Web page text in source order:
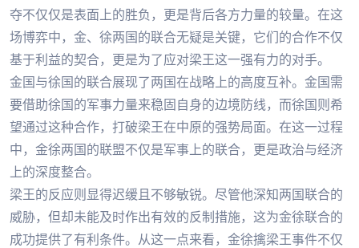
夺不仅仅是表面上的胜负，更是背后各方力量的较量。在这
场博弈中，金、徐两国的联合无疑是关键，它们的合作不仅
基于利益的契合，更是为了应对梁王这一强有力的对手。
金国与徐国的联合展现了两国在战略上的高度互补。金国需
要借助徐国的军事力量来稳固自身的边境防线，而徐国则希
望通过这种合作，打破梁王在中原的强势局面。在这一过程
中，金徐两国的联盟不仅是军事上的联合，更是政治与经济
上的深度整合。
梁王的反应则显得迟缓且不够敏锐。尽管他深知两国联合的
威胁，但却未能及时作出有效的反制措施，这为金徐联合的
成功提供了有利条件。从这一点来看，金徐擒梁王事件不仅